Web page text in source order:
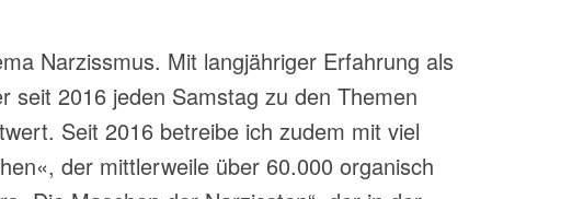
Narzissmus. Mit langjähriger Erfahrung als
seit 2016 jeden Samstag zu den Themen
Seit 2016 betreibe ich zudem mit viel
der mittlerweile über 60.000 organisch